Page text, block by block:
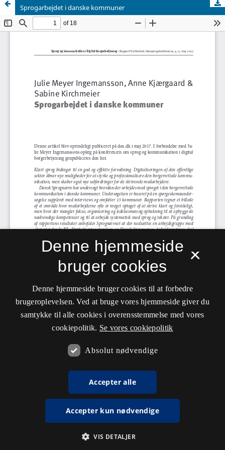
Sprogarbejdet i danske kommuner
×
Denne hjemmeside
bruger cookies
Denne hjemmeside bruger cookies til at forbedre
brugeroplevelsen. Ved at bruge vores hjemmeside giver du
samtykke til alle cookies i overensstemmelse med vores
cookiepolitik. Se vores cookiepolitik
Absolut nødvendige
Accepter alle
Accepter kun nødvendige
VIS DETALJER